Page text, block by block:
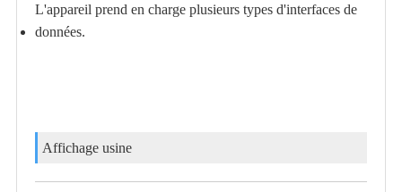
L'appareil prend en charge plusieurs types d'interfaces de
données.
Affichage usine